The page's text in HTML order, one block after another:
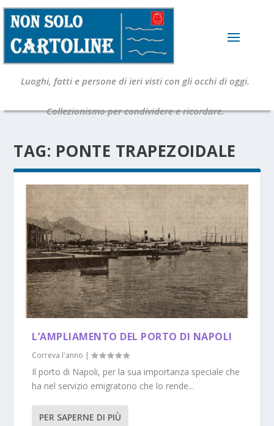
Luoghi, fatti e persone di ieri visti con gli occhi di oggi.
Collezionismo per condividere e ricordare.
TAG: PONTE TRAPEZOIDALE
L’AMPLIAMENTO DEL PORTO DI NAPOLI
Correva l'anno |
Il porto di Napoli, per la sua importanza speciale che
ha nel servizio emigratorio che lo rende...
PER SAPERNE DI PIÙ